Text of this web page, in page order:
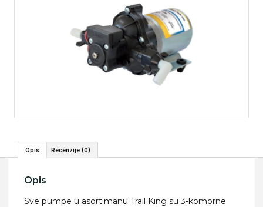
Opis Recenzije (0)
Opis
Sve pumpe u asortimanu Trail King su 3-komorne